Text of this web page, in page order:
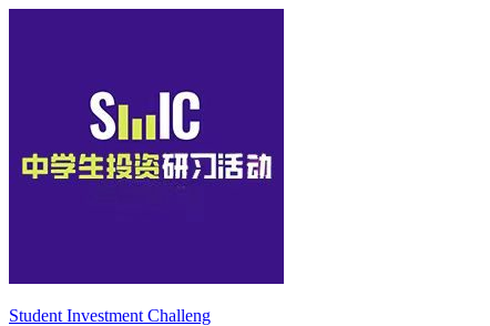
Student Investment Challeng